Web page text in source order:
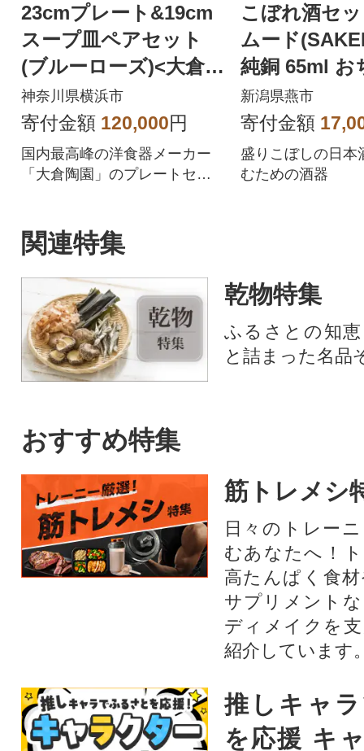
23cmプレート&19cm
スープ皿ペアセット
(ブルーローズ)<大倉陶
園>
神奈川県横浜市
寄付金額 120,000円
国内最高峰の洋食器メーカー
「大倉陶園」のプレートセッ
こぼれ酒セ
ムード
純銅 65ml お
グラス 受け
新潟県燕市
寄付金額
盛りこぼしの日本
むための酒器
関連特集
乾物特集
ふるさとの知
と詰まった名品
おすすめ特集
筋トレメシ
日々のトレー
むあなたへ！
高たんぱく食
サプリメント
ディメイクを
紹介しています
推しキャ
を応援 キ